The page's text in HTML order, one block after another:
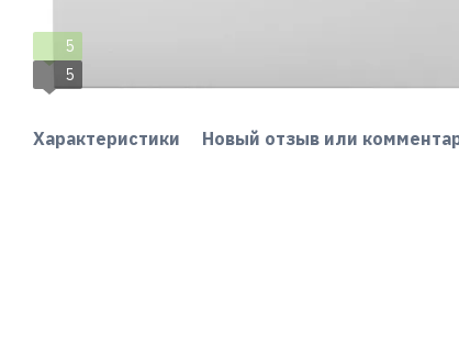
5
5
Характеристики Новый отзыв или